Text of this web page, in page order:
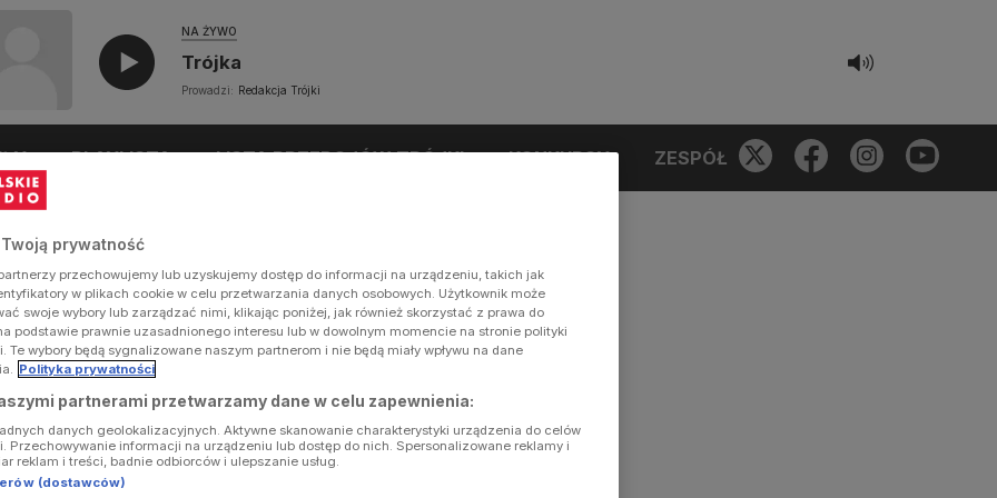
NA ŻYWO
Trójka
Prowadzi: Redakcja Trójki
PLAYLISTA LISTA PRZEBOJÓW TRÓJKI KONKURSY ZESPÓŁ
Twoją prywatność
przechowujemy lub uzyskujemy dostęp do informacji na urządzeniu, takich jak
w plikach cookie w celu przetwarzania danych osobowych. Użytkownik może
swoje wybory lub zarządzać nimi, klikając poniżej, jak również skorzystać z prawa do
podstawie prawnie uzasadnionego interesu lub w dowolnym momencie na stronie polityki
Te wybory będą sygnalizowane naszym partnerom i nie będą miały wpływu na dane
Polityka prywatności
partnerami przetwarzamy dane w celu zapewnienia:
danych geolokalizacyjnych. Aktywne skanowanie charakterystyki urządzenia do celów
Przechowywanie informacji na urządzeniu lub dostęp do nich. Spersonalizowane reklamy i
reklam i treści, badnie odbiorców i ulepszanie usług.
(dostawców)